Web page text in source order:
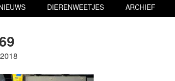
DIERENWEETJES ARCHIEF